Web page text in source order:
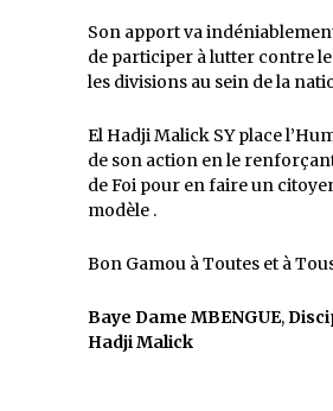
Son apport va
de participer à lutter contre
les divisions au sein de la
El Hadji Malick SY place
de son action en le
de Foi pour en faire un
modèle .
Bon Gamou à Toutes et à
Baye Dame MBENGUE,
Hadji Malick